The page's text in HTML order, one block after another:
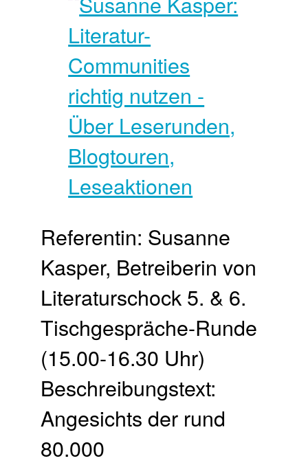
Referentin: Susanne
Kasper, Betreiberin von
Literaturschock 5. & 6.
Tischgespräche-Runde
(15.00-16.30 Uhr)
Beschreibungstext:
Angesichts der rund
80.000